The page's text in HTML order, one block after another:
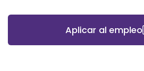
Aplicar al empleo